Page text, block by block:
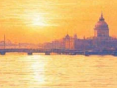
бестселлер» впервые
эфире. Об этом «Фонтанке.ру»
конкурса.
5 июня, в 19:00. Она будет
канале«Нацбеста».